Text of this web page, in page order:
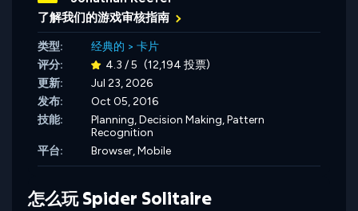
了解我们的游戏审核指南
类型: 经典的 > 卡片
评分:
4.3 / 5 (12,194 投票)
更新:
Jul 23, 2026
发布:
Oct 05, 2016
技能:
Planning,Decision Making,Pattern
Recognition
平台:
Browser, Mobile
怎么玩 Spider Solitaire